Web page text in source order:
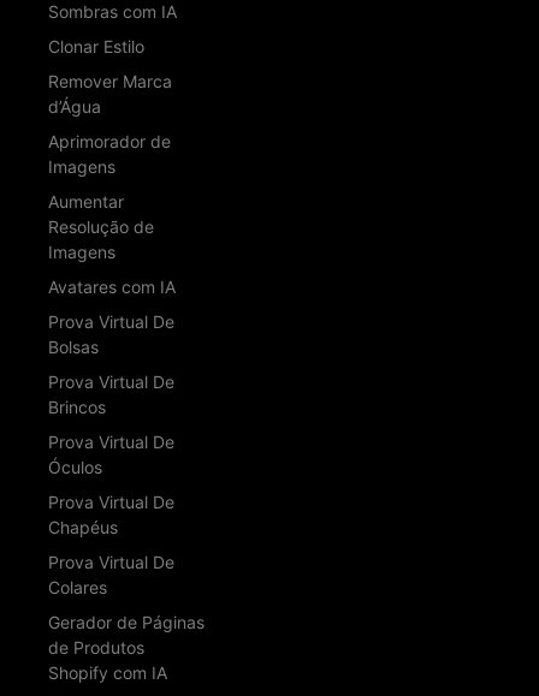
Sombras com IA
Clonar Estilo
Remover Marca
d’Água
Aprimorador de
Imagens
Aumentar
Resolução de
Imagens
Avatares com IA
Prova Virtual De
Bolsas
Prova Virtual De
Brincos
Prova Virtual De
Óculos
Prova Virtual De
Chapéus
Prova Virtual De
Colares
Gerador de Páginas
de Produtos
Shopify com IA